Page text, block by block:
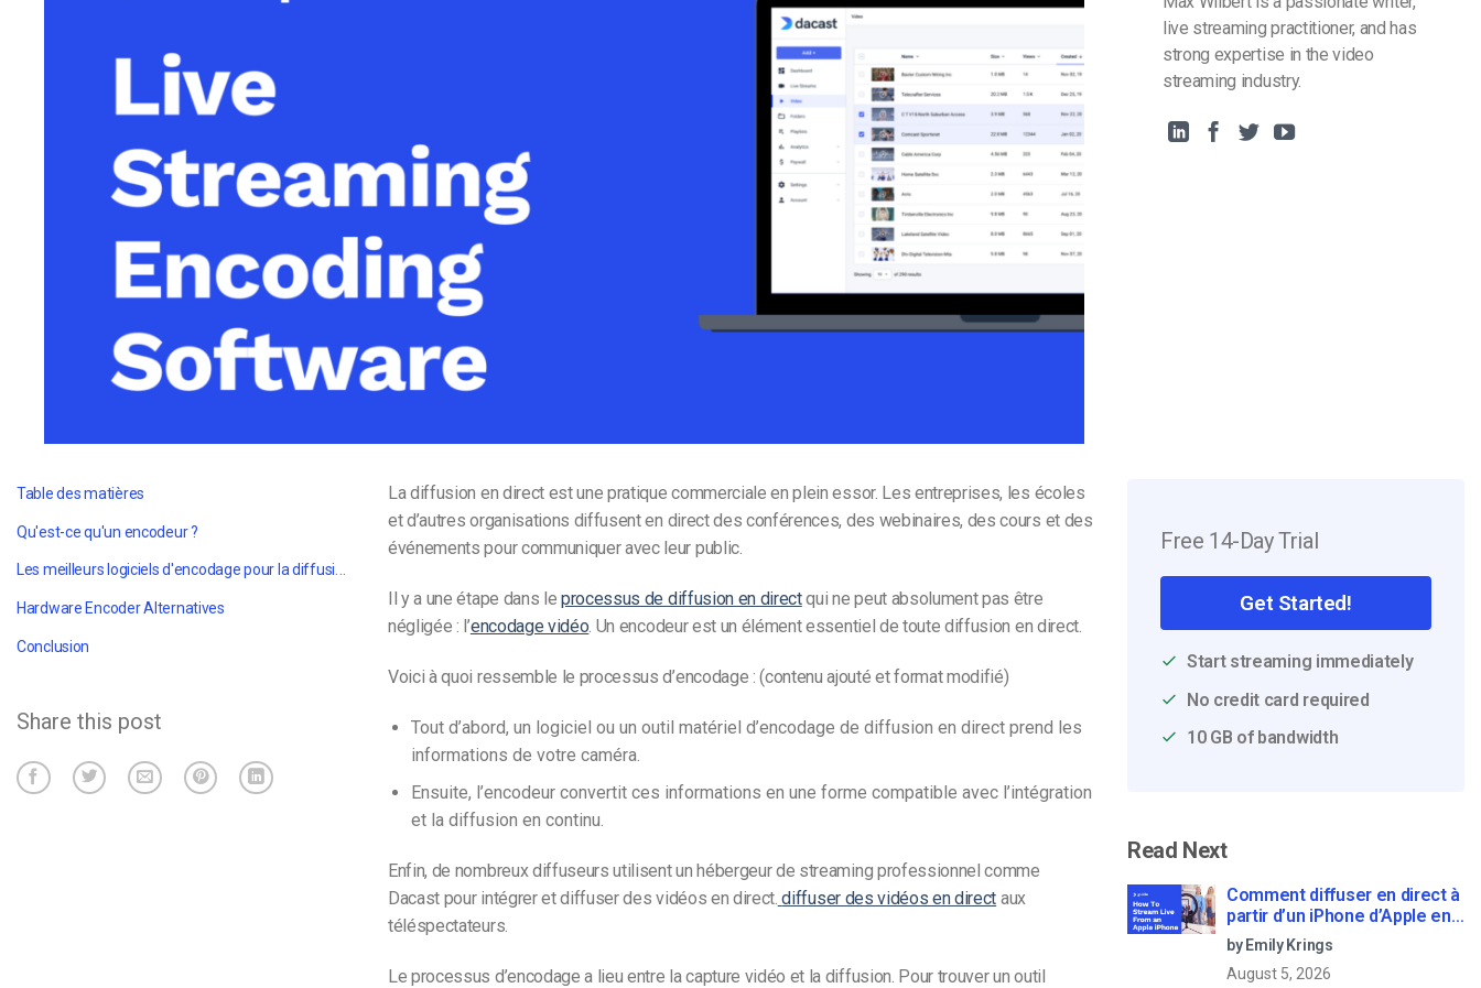
live streaming practitioner, and has
strong expertise in the video
streaming industry.
Table des matières
Qu'est-ce qu'un encodeur ?
Les meilleurs logiciels d'encodage pour la diffusion en direct
Hardware Encoder Alternatives
Conclusion
Share this post
La diffusion en direct est une pratique commerciale en plein essor. Les entreprises, les écoles
et d’autres organisations diffusent en direct des conférences, des webinaires, des cours et des
événements pour communiquer avec leur public.
Il y a une étape dans le processus de diffusion en directqui ne peut absolument pas être
négligée : l’encodage vidéo. Un encodeur est un élément essentiel de toute diffusion en direct.
Voici à quoi ressemble le processus d’encodage :(contenu ajouté et format modifié)
Tout d’abord, un logiciel ou un outil matériel d’encodage de diffusion en direct prend les
informations de votre caméra.
Ensuite, l’encodeur convertit ces informations en une forme compatible avec l’intégration
et la diffusion en continu.
Enfin, de nombreux diffuseurs utilisent un hébergeur de streaming professionnel comme
Dacast pour intégrer et diffuser des vidéos en direct. diffuser des vidéos en direct aux
téléspectateurs.
Le processus d’encodage a lieu entre la capture vidéo et la diffusion. Pour trouver un outil
Free 14-Day Trial
Get Started!
Start streaming immediately
No credit card required
10 GB of bandwidth
Read Next
Comment diffuser en direct à
partir d’un iPhone d’Apple en
6 étapes faciles
by Emily Krings
August 5, 2026